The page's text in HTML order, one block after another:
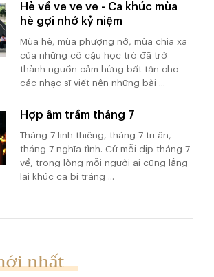
Hè về ve ve ve - Ca khúc mùa
hè gợi nhớ kỷ niệm
Mùa hè, mùa phượng nở, mùa chia xa
của những cô cậu học trò đã trở
thành nguồn cảm hứng bất tận cho
các nhạc sĩ viết nên những bài ...
Hợp âm trầm tháng 7
Tháng 7 linh thiêng, tháng 7 tri ân,
tháng 7 nghĩa tình. Cứ mỗi dịp tháng 7
về, trong lòng mỗi người ai cũng lắng
lại khúc ca bi tráng ...
nhất